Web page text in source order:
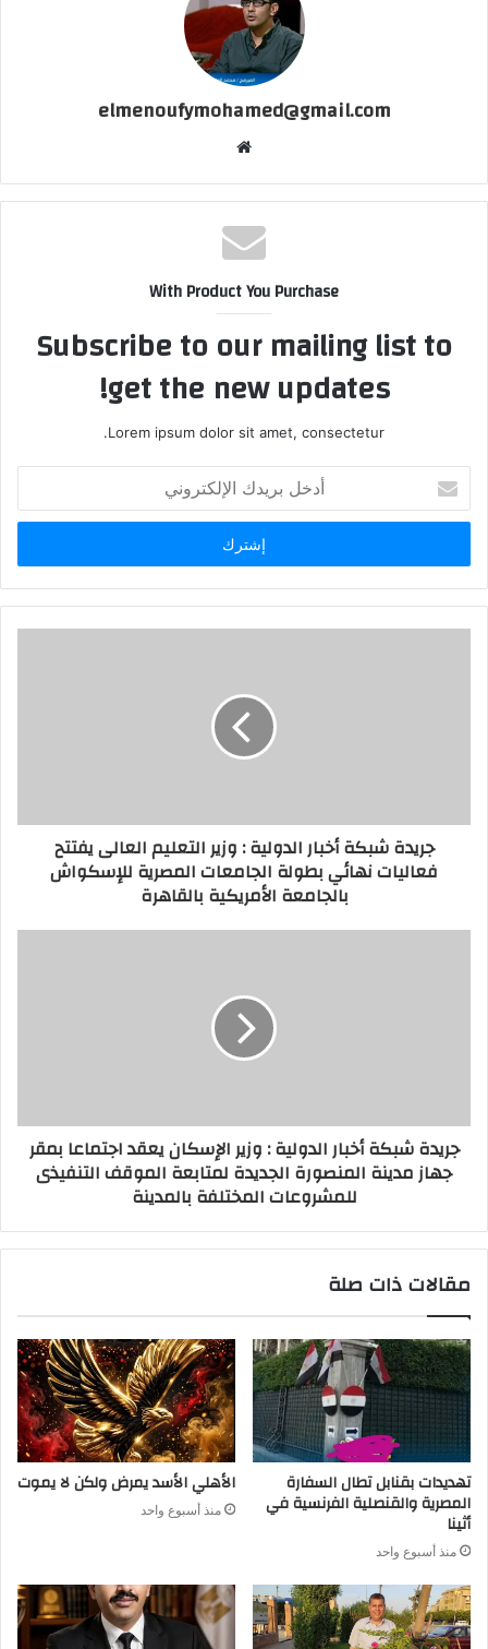
elmenoufymohamed@gmail.com
With Product You Purchase
Subscribe to our mailing list to
get the new updates!
Lorem ipsum dolor sit amet, consectetur.
بريدك
الإلكتروني
جريدة شبكة أخبار الدولية : وزير التعليم العالى يفتتح
فعاليات نهائي بطولة الجامعات المصرية للإسكواش
بالجامعة الأمريكية بالقاهرة
جريدة شبكة أخبار الدولية : وزير الإسكان يعقد اجتماعا بمقر
جهاز مدينة المنصورة الجديدة لمتابعة الموقف التنفيذى
للمشروعات المختلفة بالمدينة
مقالات ذات صلة
تهديدات بقنابل تطال السفارة
المصرية والقنصلية الفرنسية في
أثينا
منذ أسبوع واحد
الأهلي الأسد يمرض ولكن لا يموت
منذ أسبوع واحد